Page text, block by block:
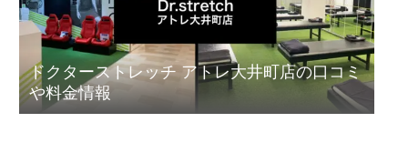
ドクターストレッチ アトレ大井町店の口コミ
や料金情報